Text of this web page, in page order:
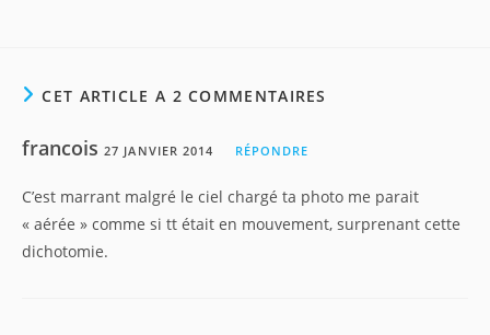
CET ARTICLE A 2 COMMENTAIRES
francois 27 JANVIER 2014 RÉPONDRE
C’est marrant malgré le ciel chargé ta photo me parait
« aérée » comme si tt était en mouvement, surprenant cette
dichotomie.